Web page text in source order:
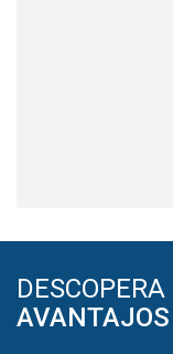
DESCOPERA
AVANTAJOS